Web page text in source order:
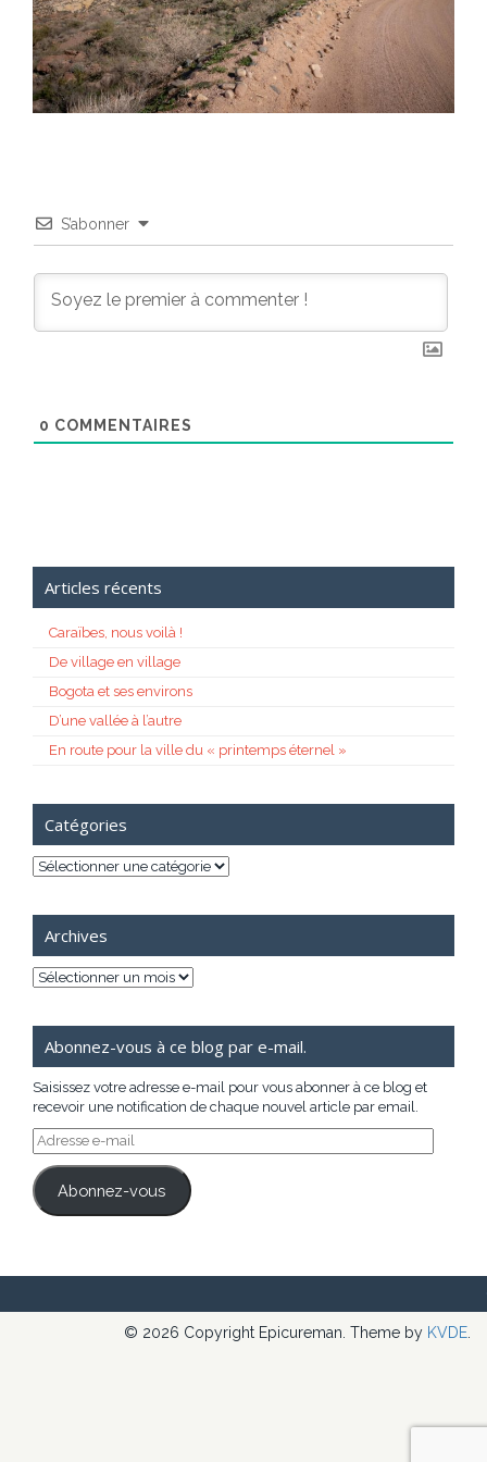
S’abonner
0 COMMENTAIRES
Articles récents
Caraïbes, nous voilà !
De village en village
Bogota et ses environs
D’une vallée à l’autre
En route pour la ville du « printemps éternel »
Catégories
Catégories
Archives
Archives
Abonnez-vous à ce blog par e-mail.
Saisissez votre adresse e-mail pour vous abonner à ce blog et
recevoir une notification de chaque nouvel article par email.
Adresse
e-
mail
Abonnez-vous
© 2026 Copyright Epicureman. Theme by KVDE.